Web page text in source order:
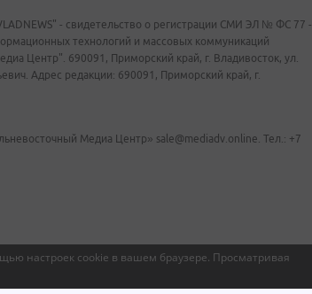
настроек cookie в вашем браузере. Просматривая
- свидетельство о регистрации СМИ ЭЛ № ФС 77 -
технологий и массовых коммуникаций
Центр". 690091, Приморский край, г. Владивосток, ул.
Адрес редакции: 690091, Приморский край, г.
Медиа Центр» sale@mediadv.online. Тел.: +7